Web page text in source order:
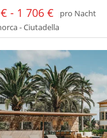
- 1 706 €
pro Nacht
- Ciutadella